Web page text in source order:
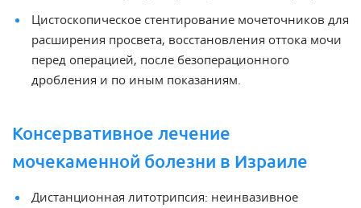
Цистоскопическое стентирование мочеточников для
расширения просвета, восстановления оттока мочи
перед операцией, после безоперационного
дробления и по иным показаниям.
Консервативное лечение
мочекаменной болезни в Израиле
Дистанционная литотрипсия: неинвазивное